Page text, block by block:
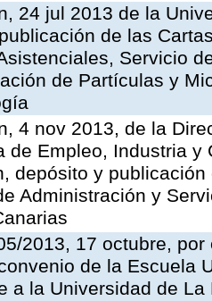
24 jul 2013 de la
de las
Servicio
de Partículas y
4 nov 2013, de la
de Empleo, Industria
depósito y
Administración y
2013, 17 octubre,
de la Escuela
a la Universidad de La